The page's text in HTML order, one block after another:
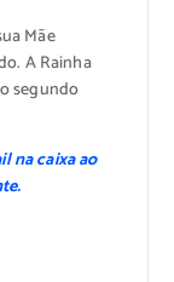
Mãe
A Rainha
segundo
na caixa ao